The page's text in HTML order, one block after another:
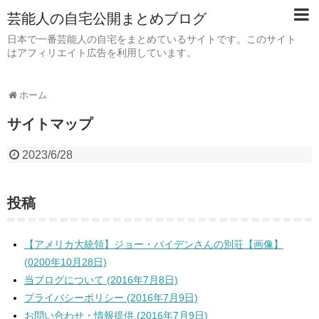
芸能人の自宅公開まとめブログ
日本で一番芸能人の自宅をまとめているサイトです。このサイト
はアフィリエイト広告を利用しています。
ホーム
サイトマップ
2023/6/28
投稿
【アメリカ大統領】ジョー・バイデンさんの別荘【画像】
(0200年10月28日)
当ブログについて (2016年7月8日)
プライバシーポリシー (2016年7月9日)
お問い合わせ・情報提供 (2016年7月9日)